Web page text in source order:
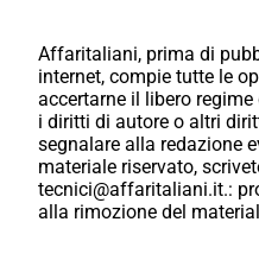
Affaritaliani, prima di
internet, compie tutte le
accertarne il libero
i diritti di autore o altri
segnalare alla redazione
materiale riservato,
tecnici@affaritaliani.it.:
alla rimozione del